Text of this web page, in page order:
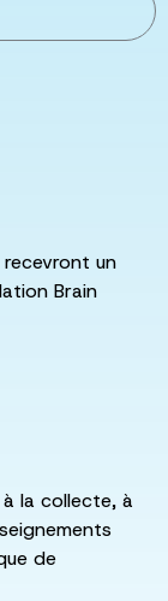
un
Brain
la collecte, à
de